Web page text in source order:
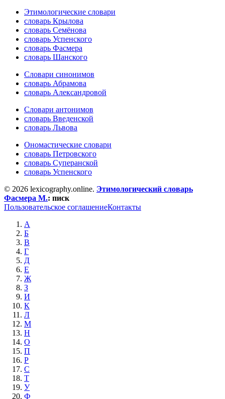
Этимологические словари
словарь Крылова
словарь Семёнова
словарь Успенского
словарь Фасмера
словарь Шанского
Словари синонимов
словарь Абрамова
словарь Александровой
Словари антонимов
словарь Введенской
словарь Львова
Ономастические словари
словарь Петровского
словарь Суперанской
словарь Успенского
© 2026 lexicography.online. Этимологический словарь
Фасмера М.: писк
Пользовательское соглашениеКонтакты
А
Б
В
Г
Д
Е
Ж
З
И
К
Л
М
Н
О
П
Р
С
Т
У
Ф